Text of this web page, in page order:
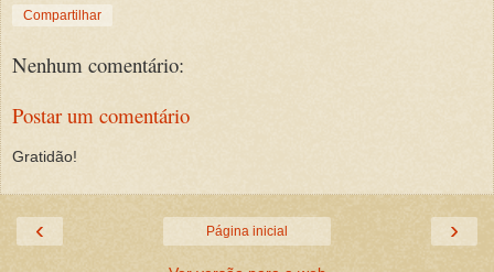
Compartilhar
Nenhum comentário:
Postar um comentário
Gratidão!
‹ ›
Página inicial